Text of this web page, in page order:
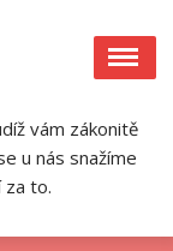
vám zákonitě
u nás snažíme
to.